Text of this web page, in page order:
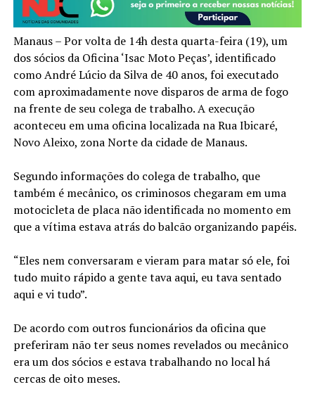
Manaus – Por volta de 14h desta quarta-feira (19), um
dos sócios da Oficina ‘Isac Moto Peças’, identificado
como André Lúcio da Silva de 40 anos, foi executado
com aproximadamente nove disparos de arma de fogo
na frente de seu colega de trabalho. A execução
aconteceu em uma oficina localizada na Rua Ibicaré,
Novo Aleixo, zona Norte da cidade de Manaus.
Segundo informações do colega de trabalho, que
também é mecânico, os criminosos chegaram em uma
motocicleta de placa não identificada no momento em
que a vítima estava atrás do balcão organizando papéis.
“Eles nem conversaram e vieram para matar só ele, foi
tudo muito rápido a gente tava aqui, eu tava sentado
aqui e vi tudo”.
De acordo com outros funcionários da oficina que
preferiram não ter seus nomes revelados ou mecânico
era um dos sócios e estava trabalhando no local há
cercas de oito meses.